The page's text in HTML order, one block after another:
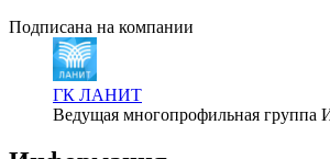
Подписана на компании
ГК ЛАНИТ
Ведущая многопрофильная